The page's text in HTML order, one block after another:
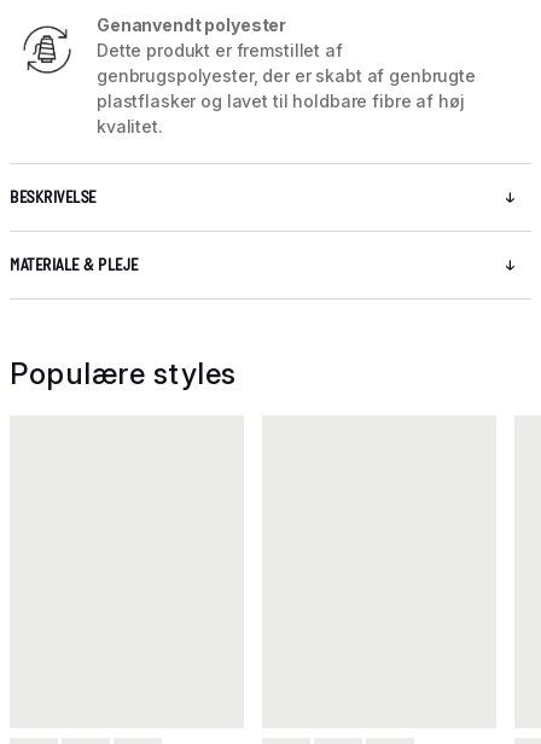
Genanvendt polyester
Dette produkt er fremstillet af
genbrugspolyester, der er skabt af genbrugte
plastflasker og lavet til holdbare fibre af høj
kvalitet.
BESKRIVELSE
MATERIALE & PLEJE
Populære styles